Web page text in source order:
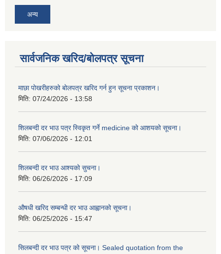
अन्य
सार्वजनिक खरिद/बोलपत्र सूचना
माछा पोखरीहरुको बोलपत्र खरिद गर्न हुन सूचना प्रकाशन।
मिति: 07/24/2026 - 13:58
शिलबन्दी दर भाउ पत्र स्विकृत गर्ने medicine को आशयको सूचना।
मिति: 07/06/2026 - 12:01
शिलबन्दी दर भाउ आश्यको सुचना।
मिति: 06/26/2026 - 17:09
औषधी खरिद सम्बन्धी दर भाउ आह्वानको सूचना।
मिति: 06/25/2026 - 15:47
सिलबन्दी दर भाउ पत्र को सूचना। Sealed quotation from the